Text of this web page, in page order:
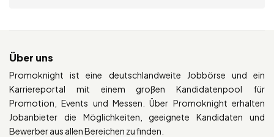
Über uns
Promoknight ist eine deutschlandweite Jobbörse und ein
Karriereportal mit einem großen Kandidatenpool für
Promotion, Events und Messen. Über Promoknight erhalten
Jobanbieter die Möglichkeiten, geeignete Kandidaten und
Bewerber aus allen Bereichen zu finden.